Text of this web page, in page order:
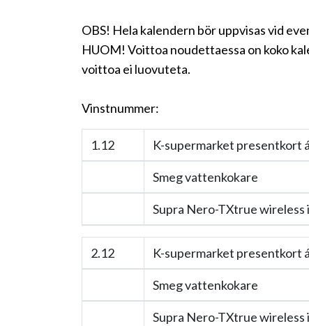
OBS! Hela kalendern bör uppvisas vid
HUOM! Voittoa noudettaessa on koko
voittoa ei luovuteta.
Vinstnummer:
1.12 K-supermarket presentkort
Smeg vattenkokare
Supra Nero-TXtrue
2.12 K-supermarket presentkort
Smeg vattenkokare
Supra Nero-TXtrue